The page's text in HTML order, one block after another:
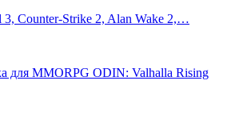
Counter-Strike 2, Alan Wake 2,…
для MMORPG ODIN: Valhalla Rising